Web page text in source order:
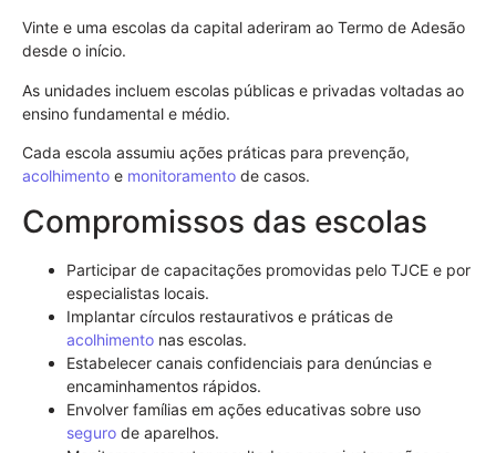
Vinte e uma escolas da capital aderiram ao Termo de Adesão
desde o início.
As unidades incluem escolas públicas e privadas voltadas ao
ensino fundamental e médio.
Cada escola assumiu ações práticas para prevenção,
acolhimento e monitoramento de casos.
Compromissos das escolas
Participar de capacitações promovidas pelo TJCE e por
especialistas locais.
Implantar círculos restaurativos e práticas de
acolhimento nas escolas.
Estabelecer canais confidenciais para denúncias e
encaminhamentos rápidos.
Envolver famílias em ações educativas sobre uso
seguro de aparelhos.